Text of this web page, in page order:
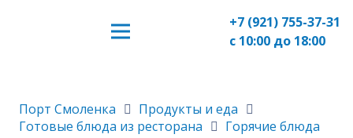
+7 (921) 755-37-31
с 10:00 до 18:00
Порт Смоленка
Продукты и еда
Готовые блюда из ресторана
Горячие блюда